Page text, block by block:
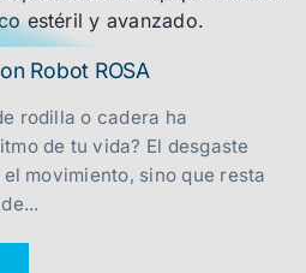
Robot ROSA
rodilla o cadera ha
de tu vida? El desgaste
movimiento, sino que resta